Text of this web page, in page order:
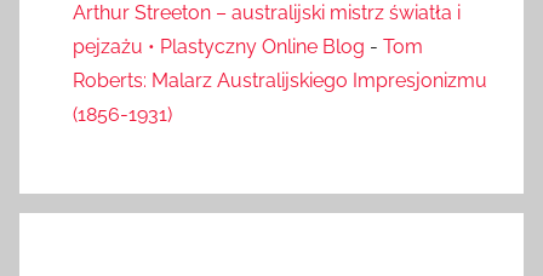
Arthur Streeton – australijski mistrz światła i
pejzażu • Plastyczny Online Blog - Tom
Roberts: Malarz Australijskiego Impresjonizmu
(1856-1931)